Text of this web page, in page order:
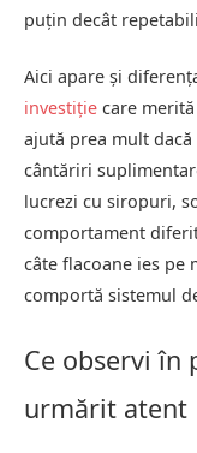
puțin decât
Aici apare și
investiție care
ajută prea mult
cântăriri
lucrezi cu siropuri,
comportament
câte flacoane ies pe
comportă sistemul
Ce observi în
urmărit atent